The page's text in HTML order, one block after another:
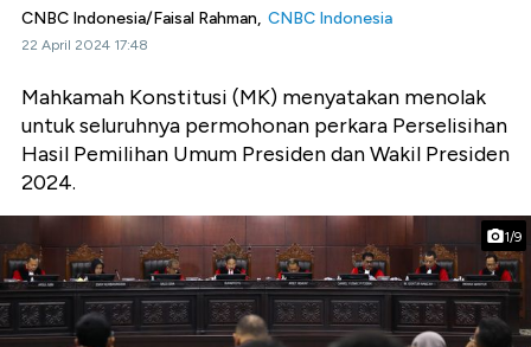
CNBC Indonesia/Faisal Rahman, CNBC Indonesia
22 April 2024 17:48
Mahkamah Konstitusi (MK) menyatakan menolak
untuk seluruhnya permohonan perkara Perselisihan
Hasil Pemilihan Umum Presiden dan Wakil Presiden
2024.
1/9